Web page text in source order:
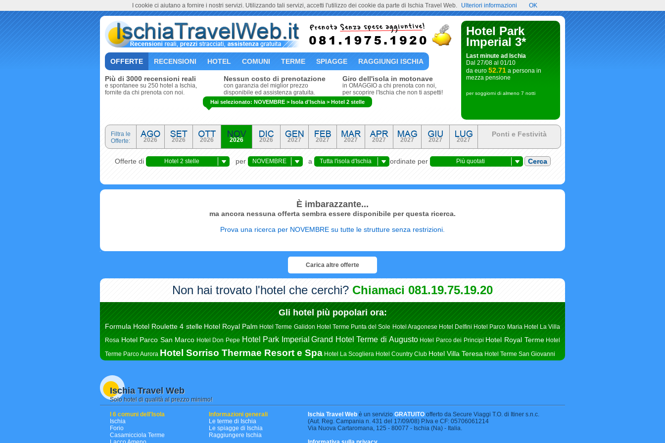
OFFERTE RECENSIONI HOTEL COMUNI TERME SPIAGGE RAGGIUNGI ISCHIA
Hotel Park
Imperial 3*
Last minute ad Ischia
Dal 27/08 al 01/10
da euro 52.71 a persona in
mezza pensione
per soggiorni di almeno 7 notti
Più di 3000 recensioni reali
e spontanee su 250 hotel a Ischia,
fornite da chi prenota con noi.
Nessun costo di prenotazione
con garanzia del miglior prezzo
disponibile ed assistenza gratuita.
Giro dell'isola in motonave
in OMAGGIO a chi prenota con noi,
per scoprire l'Ischia che non ti aspetti!
Filtra le
Offerte:
2026 2026 2026 2026 2026 2027 2027 2027 2027 2027 2027 2027
Ponti e Festività
Offerte di Hotel 2 stelle per NOVEMBRE a Tutta l'isola d'Ischia ordinate per Più quotati
È imbarazzante...
ma ancora nessuna offerta sembra essere disponibile per questa ricerca.
Prova una ricerca per NOVEMBRE su tutte le strutture senza restrizioni.
Carica altre offerte
Non hai trovato l'hotel che cerchi? Chiamaci 081.19.75.19.20
Gli hotel più popolari ora:
Formula Hotel Roulette 4 stelleHotel Royal Palm Hotel Terme Galidon Hotel Terme Punta del Sole Hotel Aragonese Hotel Delfini Hotel Parco Maria Hotel La Villa
Rosa Hotel Parco San Marco Hotel Don Pepe Hotel Park Imperial Grand Hotel Terme di Augusto Hotel Parco dei Principi Hotel Royal Terme Hotel
Terme Parco Aurora Hotel Sorriso Thermae Resort e Spa Hotel La Scogliera Hotel Country Club Hotel Villa Teresa Hotel Terme San Giovanni
Ischia Travel Web
Solo hotel di qualità al prezzo minimo!
I 6 comuni dell'Isola
Ischia
Forio
Casamicciola Terme
Informazioni generali
Le terme di Ischia
Le spiagge di Ischia
Raggiungere Ischia
Ischia Travel Web è un servizio GRATUITO offerto da Secure Viaggi T.O. di Itiner s.n.c.
(Aut. Reg. Campania n. 431 del 17/09/08) P.Iva e CF: 05706061214
Via Nuova Cartaromana, 125 - 80077 - Ischia (Na) - Italia.
Hai selezionato: NOVEMBRE > Isola d'Ischia > Hotel 2 stelle
I cookie ci aiutano a fornire i nostri servizi. Utilizzando tali servizi, accetti l'utilizzo dei cookie da parte di Ischia Travel Web. Ulteriori informazioni OK